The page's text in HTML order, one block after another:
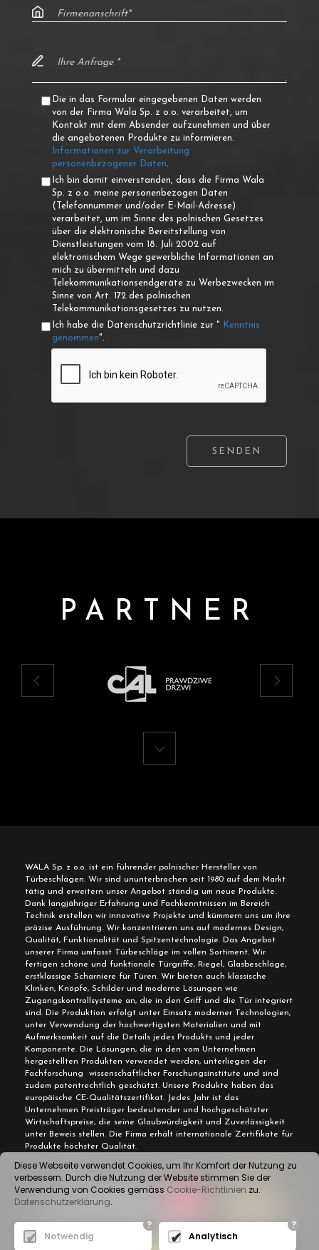
Die in das Formular eingegebenen Daten werden
von der Firma Wala Sp. z o.o. verarbeitet, um
Kontakt mit dem Absender aufzunehmen und über
die angebotenen Produkte zu informieren.
Informationen zur Verarbeitung
personenbezogener Daten.
Ich bin damit einverstanden, dass die Firma Wala
Sp. z o.o. meine personenbezogen Daten
(Telefonnummer und/oder E-Mail-Adresse)
verarbeitet, um im Sinne des polnischen Gesetzes
über die elektronische Bereitstellung von
Dienstleistungen vom 18. Juli 2002 auf
elektronischem Wege gewerbliche Informationen an
mich zu übermitteln und dazu
Telekommunikationsendgeräte zu Werbezwecken im
Sinne von Art. 172 des polnischen
Telekommunikationsgesetzes zu nutzen.
Ich habe die Datenschutzrichtlinie zur " Kenntnis
genommen".
SENDEN
PARTNER
WALA Sp. z o.o. ist ein führender polnischer Hersteller von
Türbeschlägen. Wir sind ununterbrochen seit 1980 auf dem Markt
tätig und erweitern unser Angebot ständig um neue Produkte.
Dank langjähriger Erfahrung und Fachkenntnissen im Bereich
Technik erstellen wir innovative Projekte und kümmern uns um ihre
präzise Ausführung. Wir konzentrieren uns auf modernes Design,
Qualität, Funktionalität und Spitzentechnologie. Das Angebot
unserer Firma umfasst Türbeschläge im vollen Sortiment. Wir
fertigen schöne und funktionale Türgriffe, Riegel, Glasbeschläge,
erstklassige Scharniere für Türen. Wir bieten auch klassische
Klinken, Knöpfe, Schilder und moderne Lösungen wie
Zugangskontrollsysteme an, die in den Griff und die Tür integriert
sind. Die Produktion erfolgt unter Einsatz moderner Technologien,
unter Verwendung der hochwertigsten Materialien und mit
Aufmerksamkeit auf die Details jedes Produkts und jeder
Komponente. Die Lösungen, die in den vom Unternehmen
hergestellten Produkten verwendet werden, unterliegen der
Fachforschung wissenschaftlicher Forschungsinstitute und sind
zudem patentrechtlich geschützt. Unsere Produkte haben das
europäische CE-Qualitätszertifikat. Jedes Jahr ist das
Unternehmen Preisträger bedeutender und hochgeschätzter
Wirtschaftspreise, die seine Glaubwürdigkeit und Zuverlässigkeit
unter Beweis stellen. Die Firma erhält internationale Zertifikate für
Produkte höchster Qualität.
Diese Webseite verwendet Cookies, um Ihr Komfort der Nutzung zu
verbessern. Durch die Nutzung der Website stimmen Sie der
Verwendung von Cookies gemäss Cookie-Richtlinien zu.
Datenschutzerklärung.
?
Notwendig
?
Analytisch